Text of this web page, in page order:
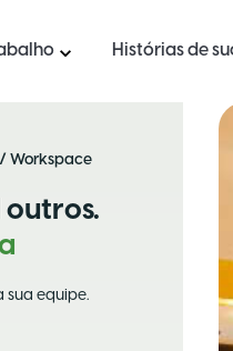
Histórias de
/ Workspace
outros.
sua equipe.